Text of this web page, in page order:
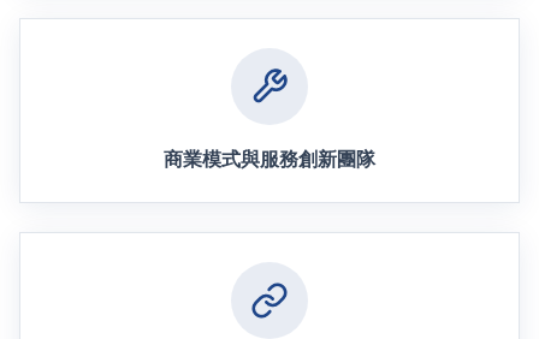
商業模式與服務創新團隊